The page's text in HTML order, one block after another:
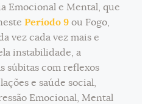
Emocional e Mental, que
Período 9 ou Fogo,
vez cada vez mais e
instabilidade, a
súbitas com reflexos
e saúde social,
Emocional, Mental